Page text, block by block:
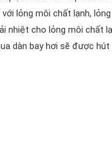
lỏng môi chất lạnh,
nhiệt cho lỏng môi chất
dàn bay hơi sẽ được hút